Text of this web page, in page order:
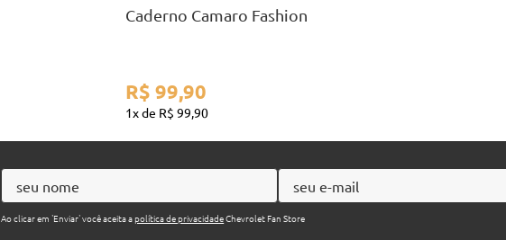
Caderno Camaro Fashion
R$ 99,90
1 R$ 99,90
Ao clicar em 'Enviar' você aceita apolítica de privacidadeChevrolet Fan Store